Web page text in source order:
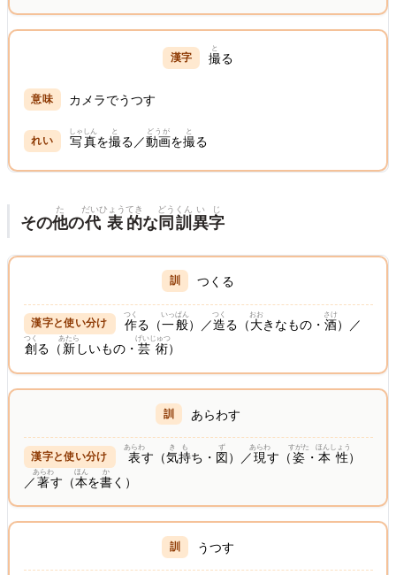
撮
と
る
カメラでうつす
写真
しゃしん
を撮
と
る／動画
どうが
を撮
と
る
その他
た
の代表
だいひょう
的
てき
な同
どう
訓
くん
異字
いじ
つくる
作
つく
る（一般
いっぱん
）／造
つく
る（ 大
おお
きなもの・酒
さけ
）／
創
つく
る（ 新
あたら
しいもの・ 芸術
げいじゅつ
）
あらわす
表
あらわ
す（気持
きも
ち・ 図
ず
）／ 現
あらわ
す（ 姿
すがた
・本性
ほんしょう
）
／ 著
あらわ
す（本
ほん
を書
か
く）
うつす